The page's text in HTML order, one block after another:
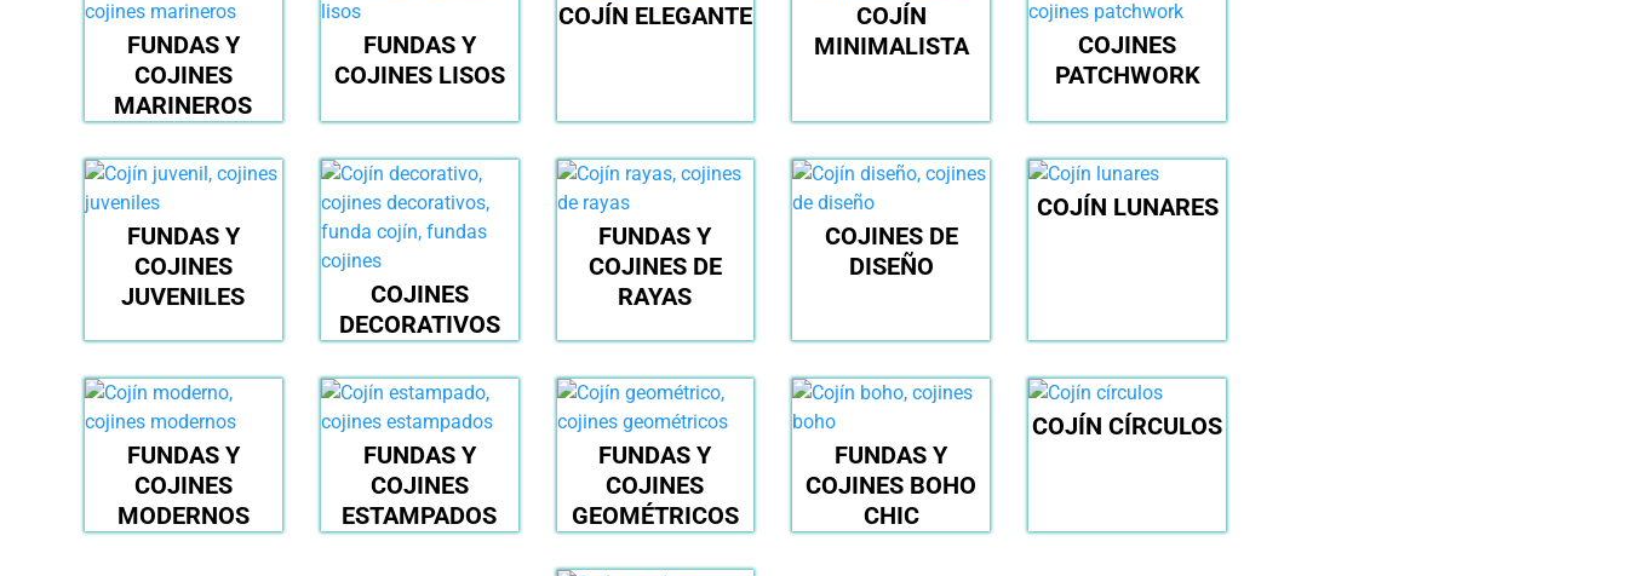
FUNDAS Y
COJINES
MARINEROS
FUNDAS Y
COJINES LISOS
COJÍN ELEGANTE
COJÍN
MINIMALISTA
COJINES
PATCHWORK
FUNDAS Y
COJINES
JUVENILES
COJINES
DECORATIVOS
FUNDAS Y
COJINES DE
RAYAS
COJINES DE
DISEÑO
COJÍN LUNARES
FUNDAS Y
COJINES
MODERNOS
FUNDAS Y
COJINES
ESTAMPADOS
FUNDAS Y
COJINES
GEOMÉTRICOS
FUNDAS Y
COJINES BOHO
CHIC
COJÍN CÍRCULOS